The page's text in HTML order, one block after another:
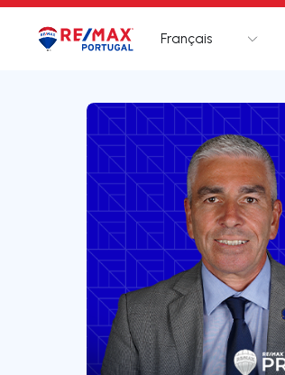
Logo Aller à la page d’accueil
Français